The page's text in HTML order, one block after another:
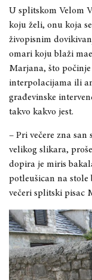
U splitskom Velom
koju želi, onu koja
živopisnim
omari koju blaži
Marjana, što
interpolacijama ili
građevinske
takvo kakvo jest.
– Pri večere zna
velikog slikara,
dopira je miris
potleušican na stole
večeri splitski pisac